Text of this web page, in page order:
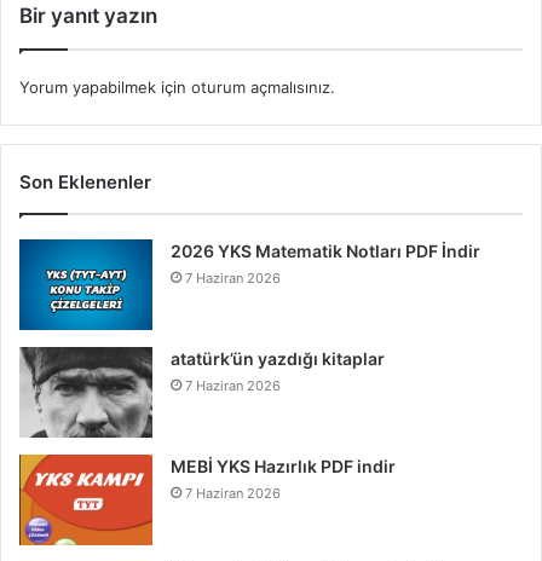
Bir yanıt yazın
Yorum yapabilmek için oturum açmalısınız.
Son Eklenenler
2026 YKS Matematik Notları PDF İndir
7 Haziran 2026
atatürk’ün yazdığı kitaplar
7 Haziran 2026
MEBİ YKS Hazırlık PDF indir
7 Haziran 2026